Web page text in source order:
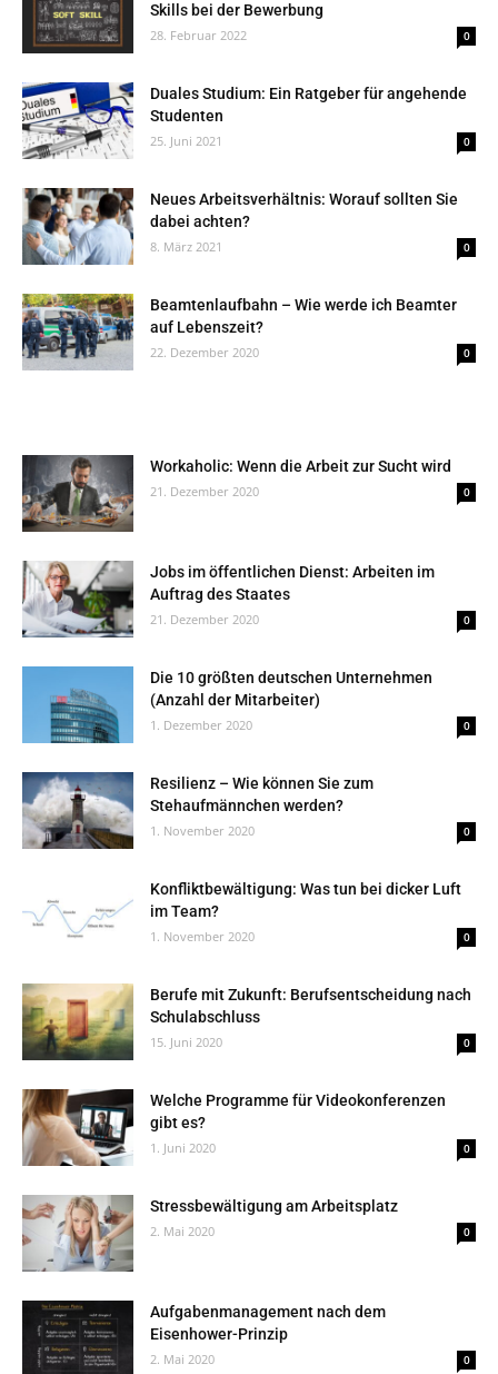
Skills bei der Bewerbung
28. Februar 2022 0
Duales Studium: Ein Ratgeber für angehende
Studenten
25. Juni 2021 0
Neues Arbeitsverhältnis: Worauf sollten Sie
dabei achten?
8. März 2021 0
Beamtenlaufbahn – Wie werde ich Beamter
auf Lebenszeit?
22. Dezember 2020 0
Workaholic: Wenn die Arbeit zur Sucht wird
21. Dezember 2020 0
Jobs im öffentlichen Dienst: Arbeiten im
Auftrag des Staates
21. Dezember 2020 0
Die 10 größten deutschen Unternehmen
(Anzahl der Mitarbeiter)
1. Dezember 2020 0
Resilienz – Wie können Sie zum
Stehaufmännchen werden?
1. November 2020 0
Konfliktbewältigung: Was tun bei dicker Luft
im Team?
1. November 2020 0
Berufe mit Zukunft: Berufsentscheidung nach
Schulabschluss
15. Juni 2020 0
Welche Programme für Videokonferenzen
gibt es?
1. Juni 2020 0
Stressbewältigung am Arbeitsplatz
2. Mai 2020 0
Aufgabenmanagement nach dem
Eisenhower-Prinzip
2. Mai 2020 0